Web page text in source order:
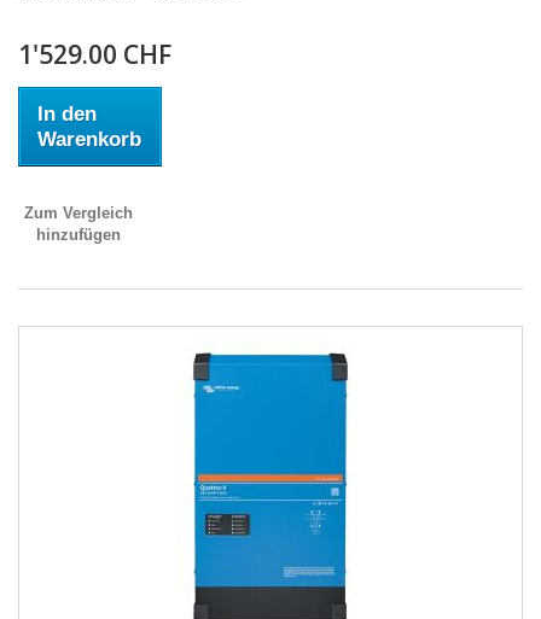
1'529.00 CHF
In den
Warenkorb
Zum Vergleich
hinzufügen